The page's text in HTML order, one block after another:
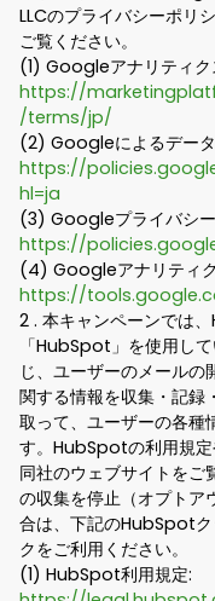
LLCのプライバシーポリ
ご覧ください。
(1) Googleアナリティク
https://
/terms/jp/
(2) Googleによるデー
https://
hl=ja
(3) Googleプライバシー
https://
(4) Googleアナリティ
https://
2 . 本キャンペーンでは
「HubSpot」を使用し
じ、ユーザーのメール
関する情報を収集・記録
取って、ユーザーの各種
す。HubSpotの利用規定
同社のウェブサイトを
の収集を停止（オプトア
合は、下記のHubSpotク
クをご利用ください。
(1) HubSpot利用規定: